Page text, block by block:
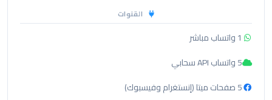
القنوات
1 واتساب مباشر
5 واتساب API سحابي
5 صفحات ميتا (إنستغرام وفيسبوك)